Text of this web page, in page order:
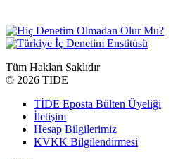
Tüm Hakları Saklıdır
© 2026 TİDE
TİDE Eposta Bülten Üyeliği
İletişim
Hesap Bilgilerimiz
KVKK Bilgilendirmesi